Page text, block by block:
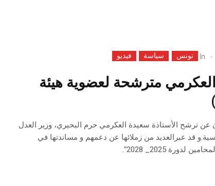
In تونس سياسة فيديو
مترشحة لعضوية هيئة
عن ترشح الأستاذة سعيدة العكرمي حرم البحيري، وزير العدل
قد عبرالعديد من زملائها عن دعمهم و مساندتها في
2025_ 2028″.